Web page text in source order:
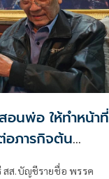
อนพ่อ ให้ทำหน้าที่
ภารกิจต้น
สส.บัญชีรายชื่อ พรรค